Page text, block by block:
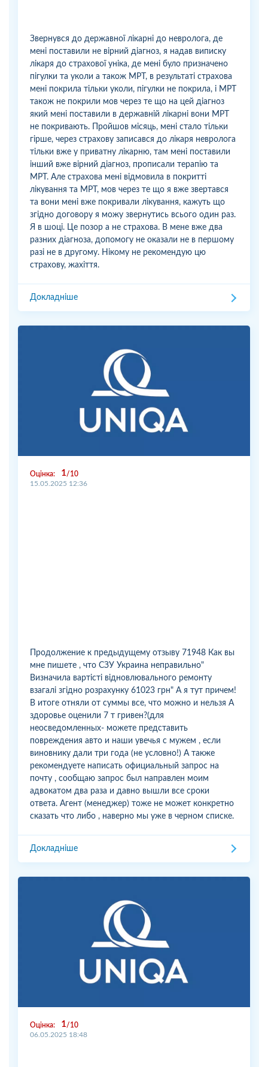
Звернувся до державної лікарні до невролога, де
мені поставили не вірний діагноз, я надав виписку
лікаря до страхової уніка, де мені було призначено
пігулки та уколи а також МРТ, в результаті страхова
мені покрила тільки уколи, пігулки не покрила, і МРТ
також не покрили мов через те що на цей діагноз
який мені поставили в державній лікарні вони МРТ
не покривають. Пройшов місяць, мені стало тільки
гірше, через страхову записався до лікаря невролога
тільки вже у приватну лікарню, там мені поставили
інший вже вірний діагноз, прописали терапію та
МРТ. Але страхова мені відмовила в покритті
лікування та МРТ, мов через те що я вже звертався
та вони мені вже покривали лікування, кажуть що
згідно договору я можу звернутись всього один раз.
Я в шоці. Це позор а не страхова. В мене вже два
разних діагноза, допомогу не оказали не в першому
разі не в другому. Нікому не рекомендую цю
страхову, жахіття.
Докладніше
Оцінка: 1
10
15.05.2025 12:36
Продолжение к предыдущему отзыву 71948 Как вы
мне пишете , что СЗУ Украина неправильно"
Визначила вартісті відновлювального ремонту
взагалі згідно розрахунку 61023 грн" А я тут причем!
В итоге отняли от суммы все, что можно и нельзя А
здоровье оценили 7 т гривен?(для
неосведомленных- можете представить
повреждения авто и наши увечья с мужем , если
виновнику дали три года (не условно!) А также
рекомендуете написать официальный запрос на
почту , сообщаю запрос был направлен моим
адвокатом два раза и давно вышли все сроки
ответа. Агент (менеджер) тоже не может конкретно
сказать что либо , наверно мы уже в черном списке.
Докладніше
Оцінка: 1
10
06.05.2025 18:48